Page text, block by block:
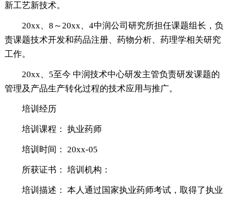
新工艺新技术。
20xx、8～20xx、4中润公司研究所担任课题组长，负
责课题技术开发和药品注册、药物分析、药理学相关研究
工作。
20xx、5至今 中润技术中心研发主管负责研发课题的
管理及产品生产转化过程的技术应用与推广。
培训经历
培训课程： 执业药师
培训时间： 20xx-05
所获证书： 培训机构：
培训描述： 本人通过国家执业药师考试，取得了执业